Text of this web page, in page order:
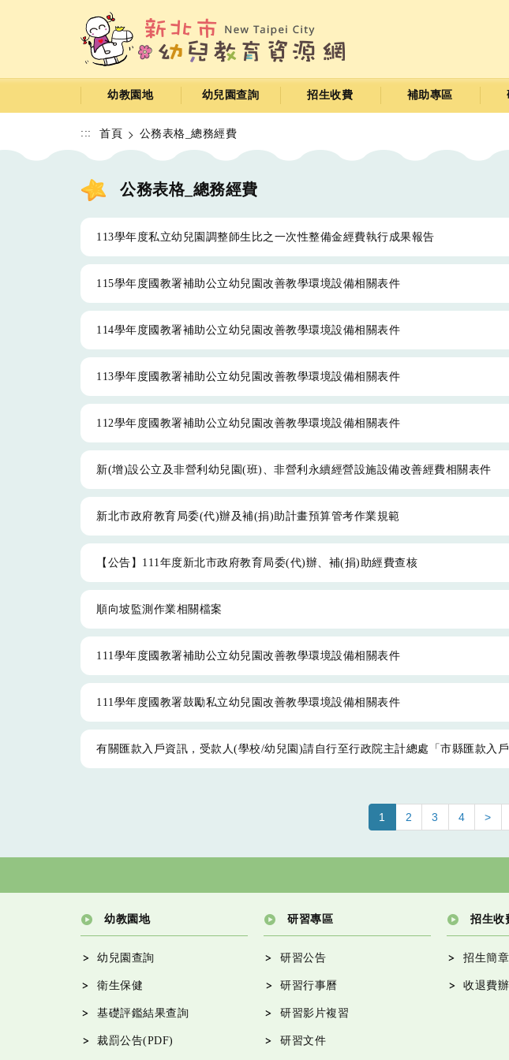
內
區
幼教園地 幼兒園查詢 招生收費 補助專區
::: 首頁 公務表格_總務經費
公務表格_總務經費
113學年度私立幼兒園調整師生比之一次性整備金經費執行成果報告
115學年度國教署補助公立幼兒園改善教學環境設備相關表件
114學年度國教署補助公立幼兒園改善教學環境設備相關表件
113學年度國教署補助公立幼兒園改善教學環境設備相關表件
112學年度國教署補助公立幼兒園改善教學環境設備相關表件
新(增)設公立及非營利幼兒園(班)、非營利永續經營設施設備改善經費相關表件
新北市政府教育局委(代)辦及補(捐)助計畫預算管考作業規範
【公告】111年度新北市政府教育局委(代)辦、補(捐)助經費查核
順向坡監測作業相關檔案
111學年度國教署補助公立幼兒園改善教學環境設備相關表件
111學年度國教署鼓勵私立幼兒園改善教學環境設備相關表件
有關匯款入戶資訊，受款人(學校/幼兒園)請自行至行政院主計總處「市縣匯款入
1 2 3 4 >
幼教園地
幼兒園查詢
衛生保健
基礎評鑑結果查詢
裁罰公告(PDF)
研習專區
研習公告
研習行事曆
研習影片複習
研習文件
招生收
招生簡章
收退費